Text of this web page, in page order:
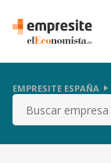
EMPRESITE ESPAÑA
Buscar